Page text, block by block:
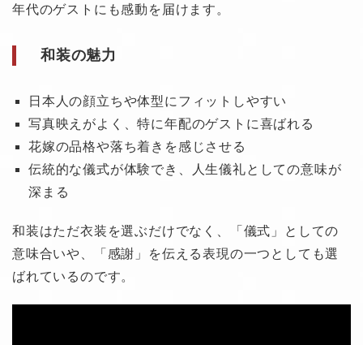
年代のゲストにも感動を届けます。
和装の魅力
日本人の顔立ちや体型にフィットしやすい
写真映えがよく、特に年配のゲストに喜ばれる
花嫁の品格や落ち着きを感じさせる
伝統的な儀式が体験でき、人生儀礼としての意味が
深まる
和装はただ衣装を選ぶだけでなく、「儀式」としての
意味合いや、「感謝」を伝える表現の一つとしても選
ばれているのです。